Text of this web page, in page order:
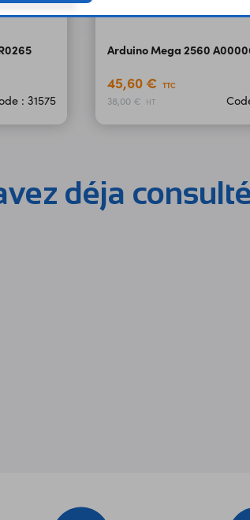
: 31575
Arduino Mega 2560
45,60 € TTC
38,00 € HT
déja